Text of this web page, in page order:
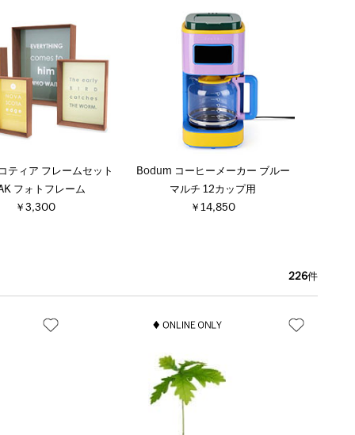
ティア フレームセット
フォトフレーム
￥3,300
Bodum コーヒーメーカー ブルー
マルチ 12カップ用
￥14,850
226件